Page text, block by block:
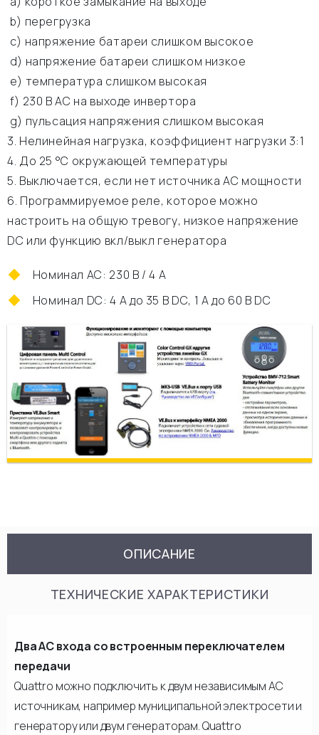
b) перегрузка
c) напряжение батареи слишком высокое
d) напряжение батареи слишком низкое
e) температура слишком высокая
f) 230 В АС на выходе инвертора
g) пульсация напряжения слишком высокая
3. Нелинейная нагрузка, коэффициент нагрузки 3:1
4. До 25 °C окружающей температуры
5. Выключается, если нет источника АС мощности
6. Программируемое реле, которое можно
настроить на общую тревогу, низкое напряжение
DC или функцию вкл/выкл генератора
Номинал АС: 230 В / 4 A
Номинал DC: 4 A до 35 В DC, 1 A до 60 В DC
ОПИСАНИЕ
ТЕХНИЧЕСКИЕ ХАРАКТЕРИСТИКИ
Два АС входа со встроенным переключателем
передачи
Quattro можно подключить к двум независимым АС
источникам, например муниципальной электросети и
генератору или двум генераторам. Quattro